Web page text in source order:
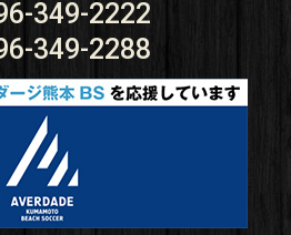
349-2222
349-2288